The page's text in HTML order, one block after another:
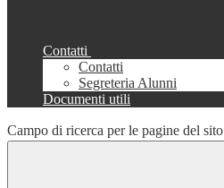
Contatti
Contatti
Segreteria Alunni
Documenti utili
Campo di ricerca per le pagine del sito